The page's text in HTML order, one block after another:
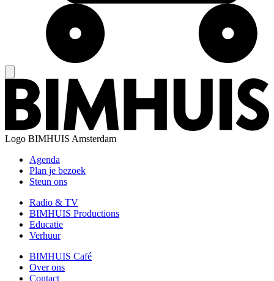
Logo BIMHUIS Amsterdam
Agenda
Plan je bezoek
Steun ons
Radio & TV
BIMHUIS Productions
Educatie
Verhuur
BIMHUIS Café
Over ons
Contact